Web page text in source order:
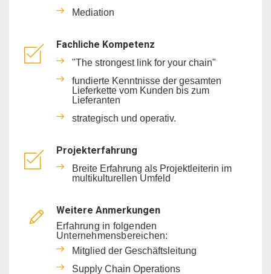
Mediation
Fachliche Kompetenz
"The strongest link for your chain"
fundierte Kenntnisse der gesamten
Lieferkette vom Kunden bis zum
Lieferanten
strategisch und operativ.
Projekterfahrung
Breite Erfahrung als Projektleiterin im
multikulturellen Umfeld
Weitere Anmerkungen
Erfahrung in folgenden
Unternehmensbereichen:
Mitglied der Geschäftsleitung
Supply Chain Operations